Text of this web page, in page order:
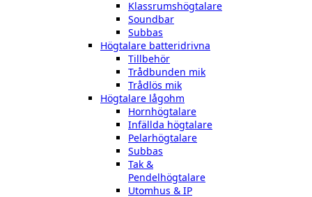
Klassrumshögtalare
Soundbar
Subbas
Högtalare batteridrivna
Tillbehör
Trådbunden mik
Trådlös mik
Högtalare lågohm
Hornhögtalare
Infällda högtalare
Pelarhögtalare
Subbas
Tak &
Pendelhögtalare
Utomhus & IP